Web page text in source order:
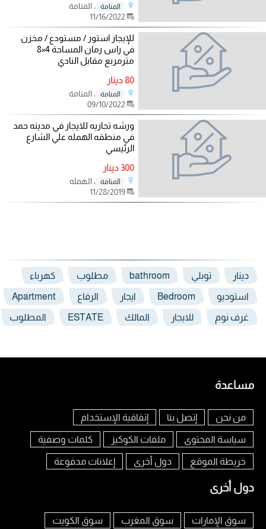
المنامة
، المنامة
للإيجار استور / مستودع / مخزن
في راس رمان المساحة 4×8
مترمربع مقابل النادي
80 دينار
المنامة
، المنامة
ورشه تجاريه للايجار في مدينه حمد
في منطقه الهمله علي الشارع
الرئيسي
300 دينار
المنامة
، الهمله
11/28/2019
دينار توبلي bathroom مطلوب كهرباء
استوديو Bedroom ايجار الرفاع Apartment
غرف نوم للايجار المالك ESTATE المطلوب
مساعدة
من نحن إتصل بنا إتفاقية الإستخدام
سياسة المحتوى ملفات الكوكيز كلمات وصفية
خريطة الموقع دول أخرى إعلانات مدفوعة
دول أخرى
سوق الإمارات سوق المغرب سوق الكويت